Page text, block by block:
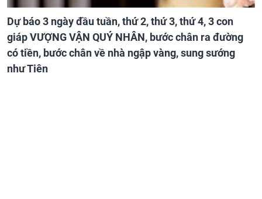
Dự báo 3 ngày đầu tuần, thứ 2, thứ 3, thứ 4, 3 con
giáp VƯỢNG VẬN QUÝ NHÂN, bước chân ra đường
có tiền, bước chân về nhà ngập vàng, sung sướng
như Tiên